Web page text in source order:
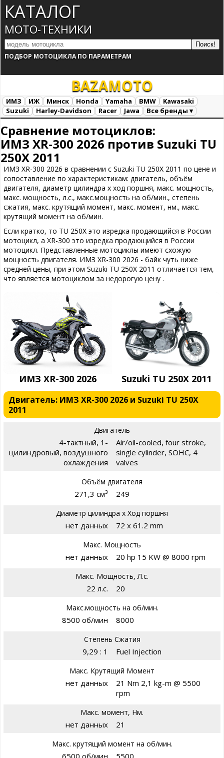
КАТАЛОГ
МОТО-ТЕХНИКИ
ПОДБОР МОТОЦИКЛА ПО ПАРАМЕТРАМ
BAZAMOTO
ИМЗ ИЖ Минск Honda Yamaha BMW
Kawasaki
Suzuki
Harley-Davidson Racer Jawa
Все бренды ▾
Сравнение мотоциклов:
ИМЗ XR-300 2026 против Suzuki TU
250X 2011
ИМЗ XR-300 2026 в сравнении с Suzuki TU 250X 2011 по цене и
сопоставление по характеристикам: двигатель, объём
двигателя, диаметр цилиндра х ход поршня, макс. мощность,
макс. мощность, л.с., макс.мощность на об/мин., степень
сжатия, макс. крутящий момент, макс. момент, нм., макс.
крутящий момент на об/мин.
Если кратко, то TU 250X это изредка продающийся в России
мотоцикл, а XR-300 это изредка продающийся в России
мотоцикл. Представленные мотоциклы имеют схожую
мощность двигателя. ИМЗ XR-300 2026 - байк чуть ниже
средней цены, при этом Suzuki TU 250X 2011 отличается тем,
что является мотоциклом за недорогую цену .
ИМЗ XR-300 2026 Suzuki TU 250X 2011
Двигатель: ИМЗ XR-300 2026 и Suzuki TU 250X
2011
Двигатель
4-тактный, 1-
цилиндровый, воздушного
охлаждения
Air/oil-cooled, four stroke,
single cylinder, SOHC, 4
valves
Объём двигателя
271,3 см³ 249
Диаметр цилиндра х Ход поршня
нет данных 72 x 61.2 mm
Макс. Мощность
нет данных 20 hp 15 KW @ 8000 rpm
Макс. Мощность, Л.с.
22 л.с. 20
Макс.мощность на об/мин.
8500 об/мин 8000
Степень Сжатия
9,29 : 1 Fuel Injection
Макс. Крутящий Момент
нет данных
21 Nm 2,1 kg-m @ 5500
rpm
Макс. момент, Нм.
нет данных 21
Макс. крутящий момент на об/мин.
6500 об/мин 5500